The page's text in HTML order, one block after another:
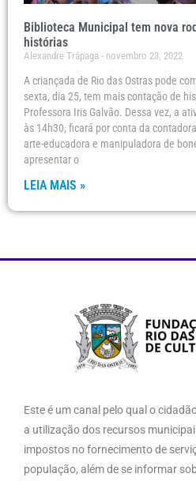
Biblioteca Municipal tem nova
histórias
Alexandre Trápaga novembro 23, 2022
A criançada de Rio das Ostras pode
sexta, dia 25, tem mais contação de
Professora Iris Galvão. Dessa vez, a
às 14h30, ficará por conta da
arte-educadora e manipuladora de
apresentar o
LEIA MAIS »
Este é um canal pelo qual o
a utilização dos recursos
impostos no fornecimento de
população, além de se informar